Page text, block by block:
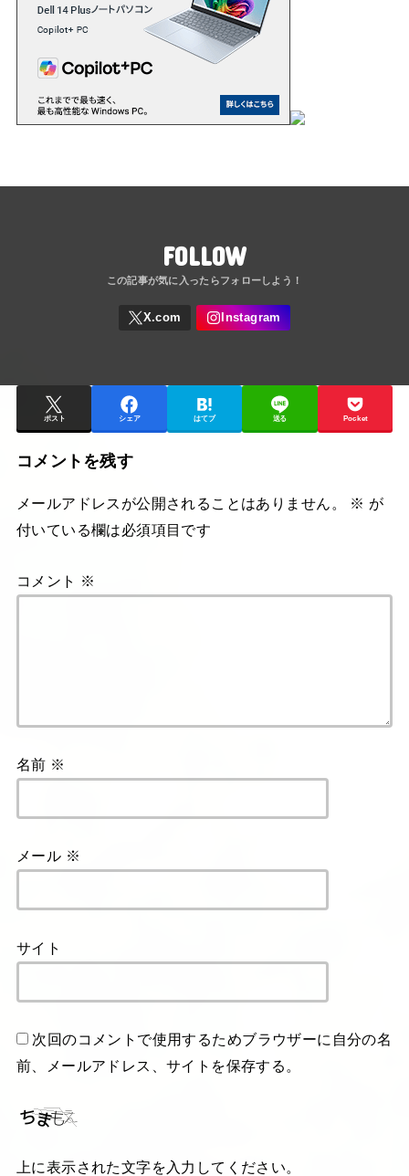
FOLLOW
ポスト シェア はてブ 送る Pocket
コメントを残す
メールアドレスが公開されることはありません。 ※ が
付いている欄は必須項目です
コメント ※
名前 ※
メール ※
サイト
次回のコメントで使用するためブラウザーに自分の名
前、メールアドレス、サイトを保存する。
上に表示された文字を入力してください。